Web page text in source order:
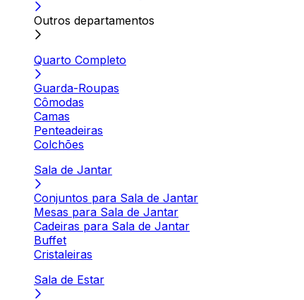
Outros departamentos
Quarto Completo
Guarda-Roupas
Cômodas
Camas
Penteadeiras
Colchões
Sala de Jantar
Conjuntos para Sala de Jantar
Mesas para Sala de Jantar
Cadeiras para Sala de Jantar
Buffet
Cristaleiras
Sala de Estar